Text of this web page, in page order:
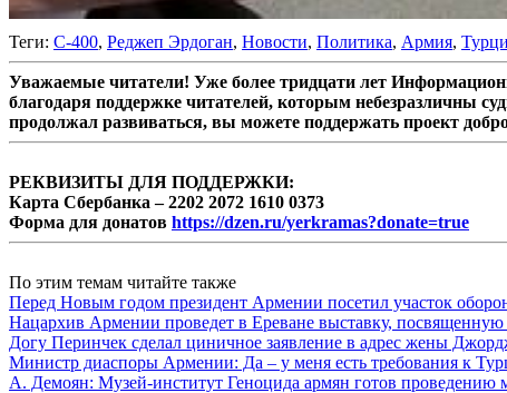
Теги: С-400, Реджеп Эрдоган, Новости, Политика, Армия,
Уважаемые читатели! Уже более тридцати лет
благодаря поддержке читателей, которым небезразличны
продолжал развиваться, вы можете поддержать проект
РЕКВИЗИТЫ ДЛЯ ПОДДЕРЖКИ:
Карта Сбербанка – 2202 2072 1610 0373
Форма для донатов https://dzen.ru/yerkramas?donate=true
По этим темам читайте также
Перед Новым годом президент Армении посетил участок
Нацархив Армении проведет в Ереване выставку,
Догу Перинчек сделал циничное заявление в адрес жены
Министр диаспоры Армении: Да – у меня есть требования к
А. Демоян: Музей-институт Геноцида армян готов проведению